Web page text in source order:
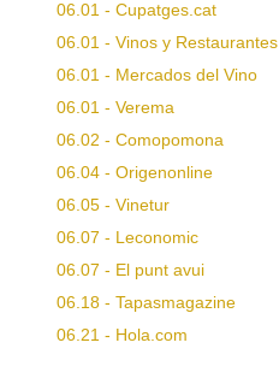
06.01 - Cupatges.cat
06.01 - Vinos y Restaurantes
06.01 - Mercados del Vino
06.01 - Verema
06.02 - Comopomona
06.04 - Origenonline
06.05 - Vinetur
06.07 - Leconomic
06.07 - El punt avui
06.18 - Tapasmagazine
06.21 - Hola.com